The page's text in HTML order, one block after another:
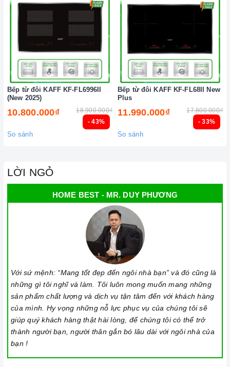
- 43%
Bếp từ đôi KAFF KF-FL6996II
(New 2025)
10.800.000₫ 18.900.000₫
So sánh
- 33%
Bếp từ đôi KAFF KF-FL68II New
Plus
11.990.000₫ 17.800.000₫
So sánh
LỜI NGỎ
HOME BEST - MR. DUY PHƯƠNG
Với sứ mệnh: “Mang tốt đẹp đến ngôi nhà bạn” và đó cũng là
những gì tôi nghĩ và làm. Tôi luôn mong muốn mang những
sản phẩm chất lượng và dịch vụ tận tâm đến với khách hàng
của mình. Hy vọng những nỗ lực phục vụ của chúng tôi sẽ
giúp quý khách hàng thật hài lòng, để chúng tôi có thể trở
thành người bạn, người thân gắn bó lâu dài với ngôi nhà của
bạn !